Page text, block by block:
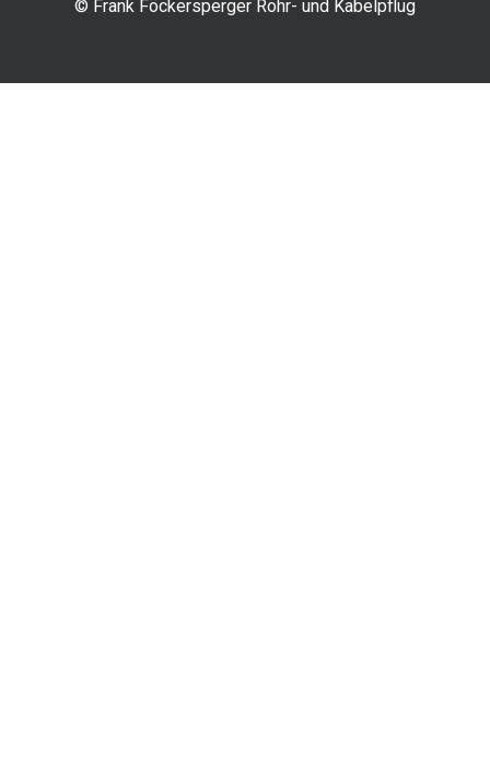
© Frank Föckersperger Rohr- und Kabelpflug